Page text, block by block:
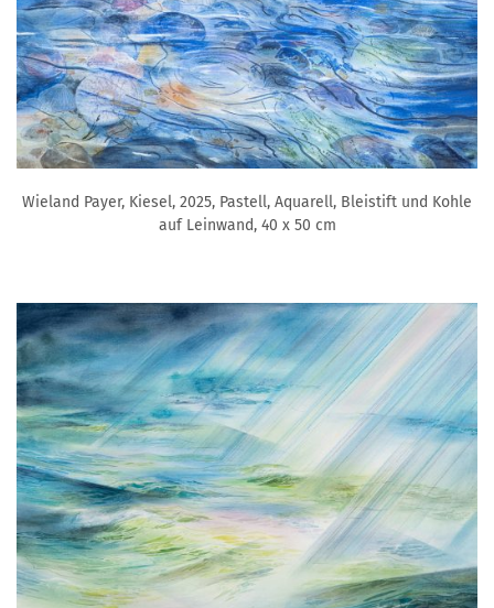
Wieland Payer, Kiesel, 2025, Pastell, Aquarell, Bleistift und Kohle
auf Leinwand, 40 x 50 cm